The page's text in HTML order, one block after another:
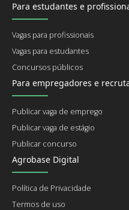
Para estudantes e
Vagas para profissionais
Vagas para estudantes
Concursos públicos
Para empregadores e
Publicar vaga de emprego
Publicar vaga de estágio
Publicar concurso
Agrobase Digital
Política de Privacidade
Termos de uso